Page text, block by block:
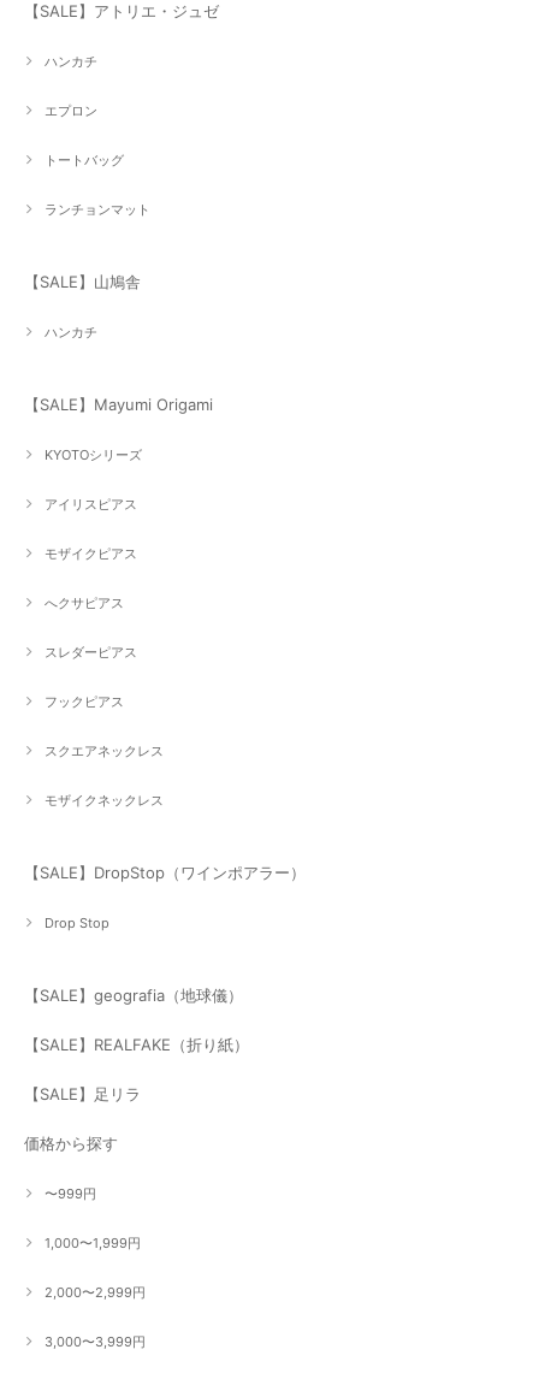
【SALE】アトリエ・ジュゼ
ハンカチ
エプロン
トートバッグ
ランチョンマット
【SALE】山鳩舎
ハンカチ
【SALE】Mayumi Origami
KYOTOシリーズ
アイリスピアス
モザイクピアス
へクサピアス
スレダーピアス
フックピアス
スクエアネックレス
モザイクネックレス
【SALE】DropStop（ワインポアラー）
Drop Stop
【SALE】geografia（地球儀）
【SALE】REALFAKE（折り紙）
【SALE】足リラ
価格から探す
〜999円
1,000〜1,999円
2,000〜2,999円
3,000〜3,999円